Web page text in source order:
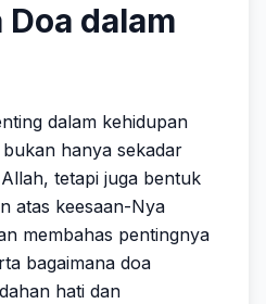
dalam
dalam kehidupan
hanya sekadar
tetapi juga bentuk
atas keesaan-Nya
membahas pentingnya
bagaimana doa
hati dan